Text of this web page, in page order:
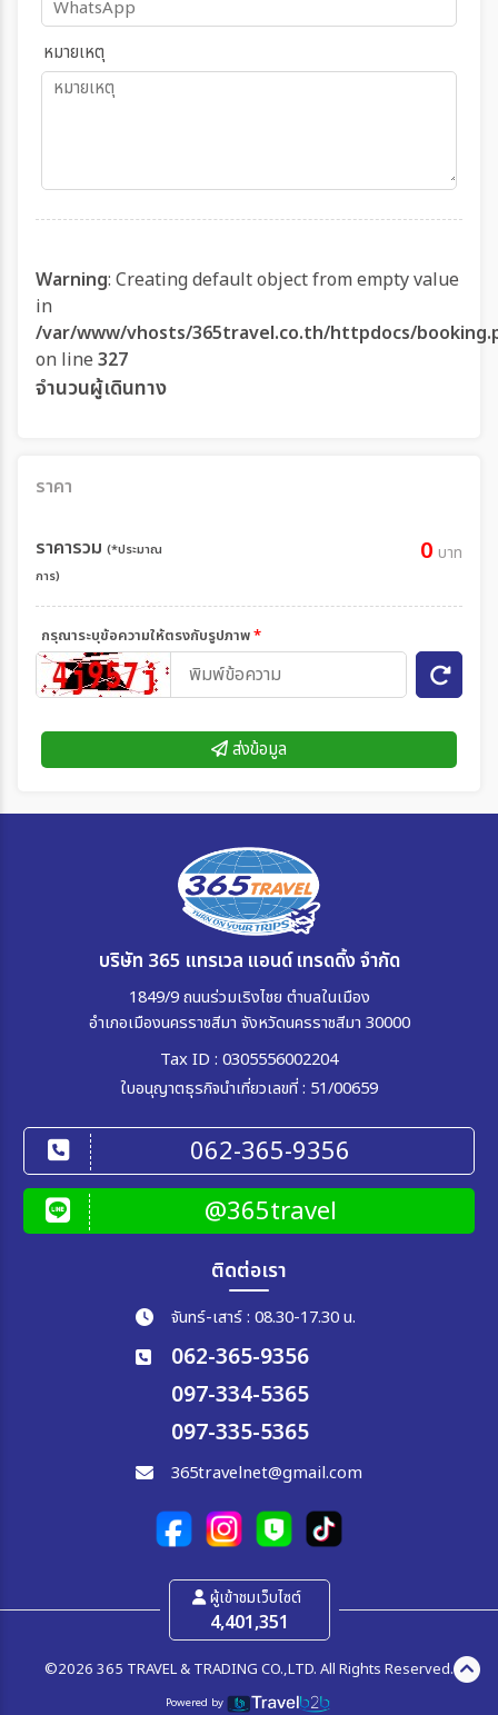
หมายเหตุ
Warning: Creating default object from empty value
in
/var/www/vhosts/365travel.co.th/httpdocs/
on line 327
จำนวนผู้เดินทาง
ราคา
ราคารวม (*ประมาณ
การ)
0 บาท
กรุณาระบุข้อความให้ตรงกับรูปภาพ*
ส่งข้อมูล
บริษัท 365 แทรเวล แอนด์ เทรดดิ้ง จำกัด
1849/9 ถนนร่วมเริงไชย ตำบลในเมือง
อำเภอเมืองนครราชสีมา จังหวัดนครราชสีมา 30000
Tax ID : 0305556002204
ใบอนุญาตธุรกิจนำเที่ยวเลขที่ : 51/00659
062-365-9356
@365travel
ติดต่อเรา
จันทร์-เสาร์ : 08.30-17.30 น.
062-365-9356
097-334-5365
097-335-5365
365travelnet@gmail.com
ผู้เข้าชมเว็บไซต์
4,401,351
©2026 365 TRAVEL & TRADING CO.,LTD. All Rights Reserved.
Powered by